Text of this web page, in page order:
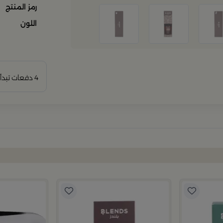
رمز المنتج
اللون
4 دفعات تبدأ من